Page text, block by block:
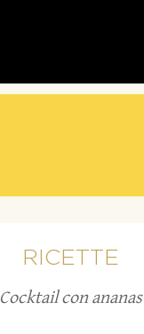
RICETTE
Cocktail con ananas